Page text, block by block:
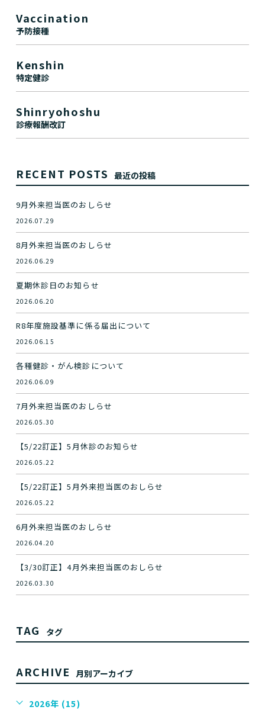
Vaccination
予防接種
Kenshin
特定健診
Shinryohoshu
診療報酬改訂
RECENT POSTS 最近の投稿
9月外来担当医のおしらせ
2026.07.29
8月外来担当医のおしらせ
2026.06.29
夏期休診日のお知らせ
2026.06.20
R8年度施設基準に係る届出について
2026.06.15
各種健診・がん検診について
2026.06.09
7月外来担当医のおしらせ
2026.05.30
【5/22訂正】5月休診のお知らせ
2026.05.22
【5/22訂正】5月外来担当医のおしらせ
2026.05.22
6月外来担当医のおしらせ
2026.04.20
【3/30訂正】4月外来担当医のおしらせ
2026.03.30
TAG タグ
ARCHIVE 月別アーカイブ
2026年 (15)